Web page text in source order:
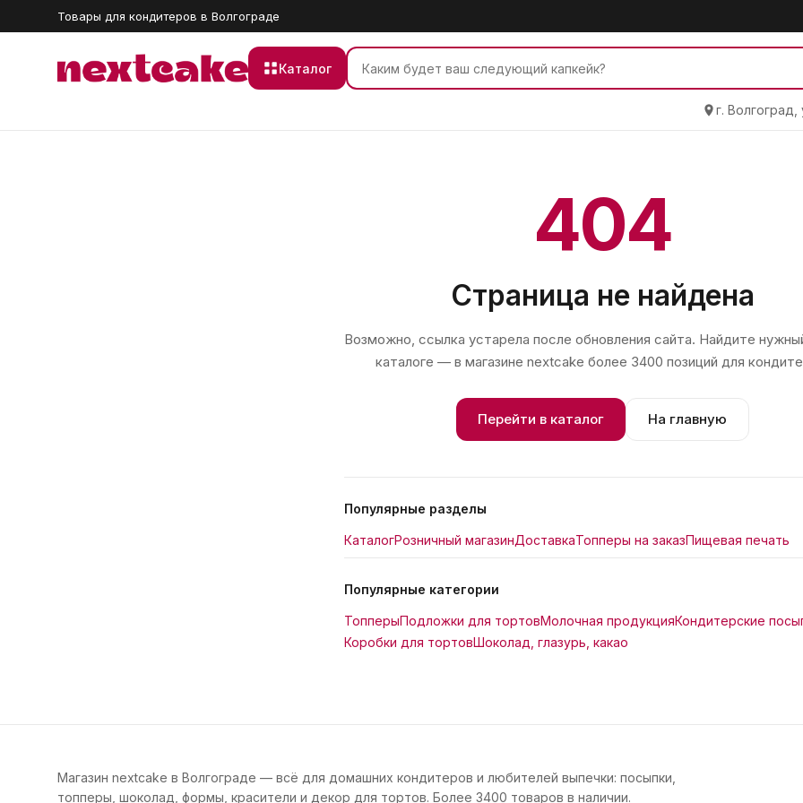
Товары для кондитеров в Волгограде
Каталог
г.
404
Страница не найдена
Возможно, ссылка устарела после обновления сайта. Найдите
каталоге — в магазине nextcake более 3400 позиций для
Перейти в каталог На главную
Популярные разделы
КаталогРозничный магазинДоставкаТопперы на заказПищевая печать
Популярные категории
ТопперыПодложки для тортовМолочная продукцияКондитерские
Коробки для тортовШоколад, глазурь, какао
Магазин nextcake в Волгограде — всё для домашних кондитеров и любителей выпечки: посыпки,
топперы, шоколад, формы, красители и декор для тортов. Более 3400 товаров в наличии.